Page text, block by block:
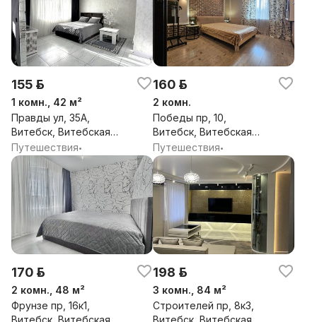
155 р.
1 комн., 42 м²
Правды ул, 35А,
Витебск, Витебская
обл.
Путешествия•
160 р.
2 комн.
Победы пр, 10,
Витебск, Витебская
обл.
Путешествия•
170 р.
2 комн., 48 м²
Фрунзе пр, 16к1,
Витебск, Витебская
198 р.
3 комн., 84 м²
Строителей пр, 8к3,
Витебск, Витебская